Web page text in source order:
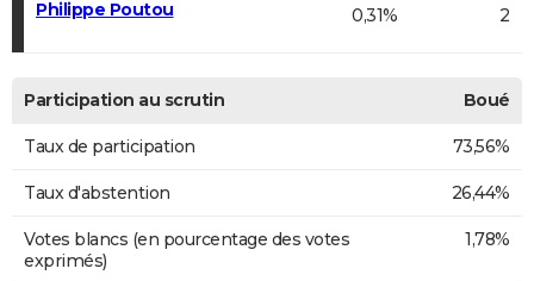
Philippe Poutou 0,31% 2
Participation au scrutin Boué
Taux de participation 73,56%
Taux d'abstention 26,44%
Votes blancs (en pourcentage des votes
exprimés)
1,78%